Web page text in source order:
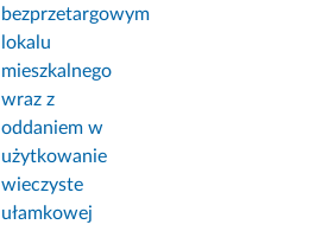
bezprzetargowym
lokalu
mieszkalnego
wraz z
oddaniem w
użytkowanie
wieczyste
ułamkowej